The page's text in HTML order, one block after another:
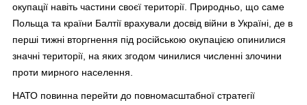
окупації навіть частини своєї території. Природньо, що саме
Польща та країни Балтії врахували досвід війни в Україні, де в
перші тижні вторгнення під російською окупацією опинилися
значні території, на яких згодом чинилися численні злочини
проти мирного населення.
НАТО повинна перейти до повномасштабної стратегії